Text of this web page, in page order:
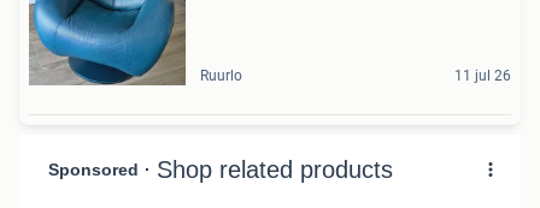
Ruurlo 11 jul 26